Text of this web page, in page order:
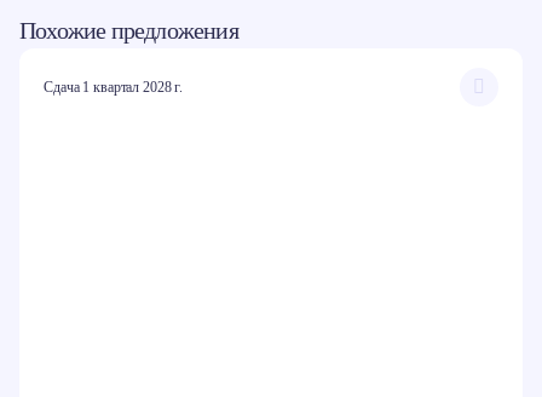
Похожие предложения
Сдача 1 квартал 2028 г.